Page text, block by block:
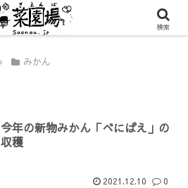
みかん
今年の新物みかん「べにばえ」の
収穫
2021.12.10 0
検索